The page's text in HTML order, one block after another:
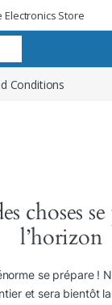
Store
Conditions
choses
l’horizon
se prépare !
et sera bientôt